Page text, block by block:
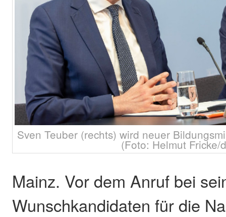
Sven Teuber (rechts) wird neuer
(Foto: Helmut Fricke/
Mainz. Vor dem Anruf bei
Wunschkandidaten für die